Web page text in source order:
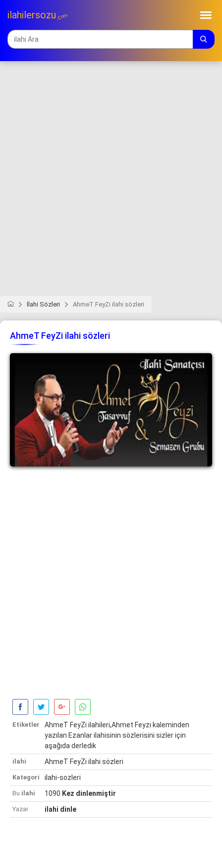
ilahilersozu.Com
İlahi Sözleri AhmeT FeyZi ilahi sözleri
AhmeT FeyZi ilahi sözleri
Etiketler
AhmeT FeyZi ilahileri,Ahmet Feyzi kaleminden
yazılan Ezanlar ilahisinin sözlerisini sizler için
aşağıda derledik
ilahi AhmeT FeyZi ilahi sözleri
Kategori ilahi-sozleri
Bu ilahi 1090 Kez dinlenmiştir
Yazar ilahi dinle